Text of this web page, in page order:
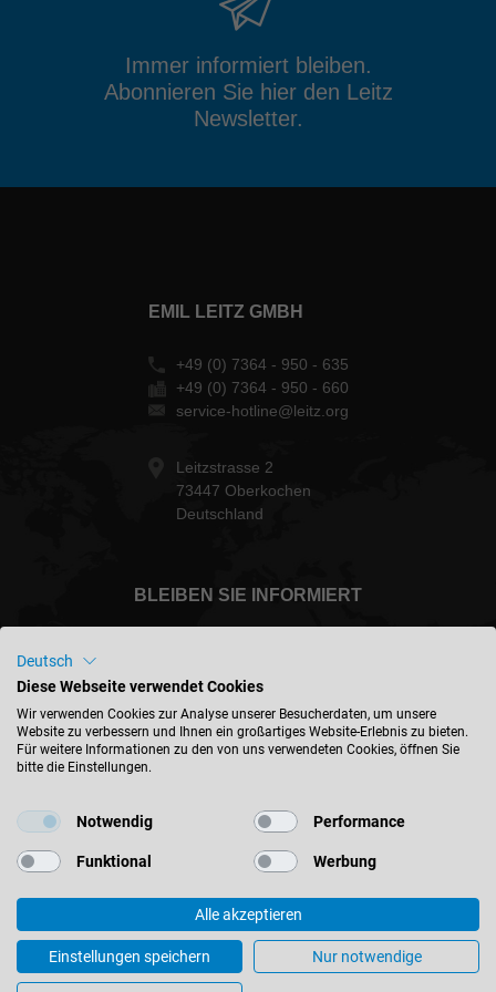
Immer informiert bleiben.
Abonnieren Sie hier den Leitz
Newsletter.
EMIL LEITZ GMBH
+49 (0) 7364 - 950 - 635
+49 (0) 7364 - 950 - 660
service-hotline@leitz.org
Leitzstrasse 2
73447 Oberkochen
Deutschland
BLEIBEN SIE INFORMIERT
Deutschland - deutsch
© 2026 Leitz GmbH & Co. KG
Impressum
Kontakt Datenschutz
AGB
Einkaufsbedingungen
Deutsch
Diese Webseite verwendet Cookies
Wir verwenden Cookies zur Analyse unserer Besucherdaten, um unsere
Website zu verbessern und Ihnen ein großartiges Website-Erlebnis zu bieten.
Für weitere Informationen zu den von uns verwendeten Cookies, öffnen Sie
bitte die Einstellungen.
Notwendig Performance
Funktional Werbung
Alle akzeptieren
Einstellungen speichern Nur notwendige